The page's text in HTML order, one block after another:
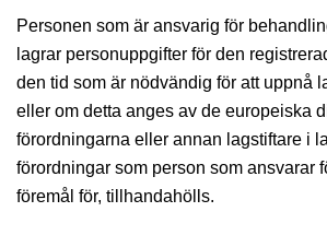
Personen som är ansvarig för
lagrar personuppgifter för den
den tid som är nödvändig för att uppnå
eller om detta anges av de europeiska
förordningarna eller annan lagstiftare i
förordningar som person som ansvarar
föremål för, tillhandahölls.